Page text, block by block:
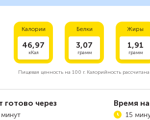
Калории
46,97
кКал
Белки
3,07
грамм
Жиры
1,91
грамм
Пищевая ценность на 100 г.Калорийность
готово через Время
15